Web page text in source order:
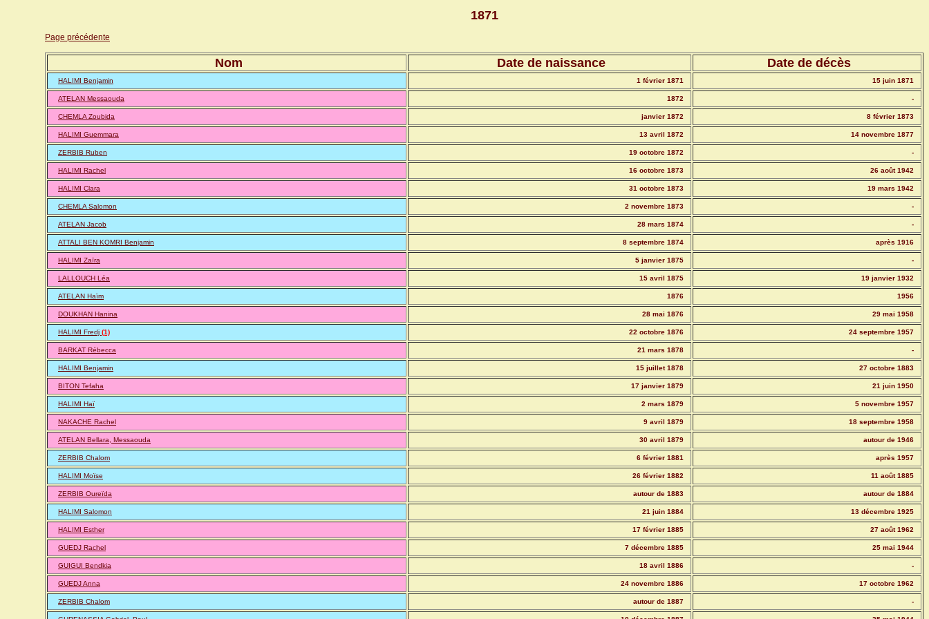
1871
Page précédente
Nom Date de naissance Date de décès
HALIMI Benjamin 1 février 1871 15 juin 1871
ATELAN Messaouda 1872 -
CHEMLA Zoubida janvier 1872 8 février 1873
HALIMI Guemmara 13 avril 1872 14 novembre 1877
ZERBIB Ruben 19 octobre 1872 -
HALIMI Rachel 16 octobre 1873 26 août 1942
HALIMI Clara 31 octobre 1873 19 mars 1942
CHEMLA Salomon 2 novembre 1873 -
ATELAN Jacob 28 mars 1874 -
ATTALI BEN KOMRI Benjamin 8 septembre 1874 après 1916
HALIMI Zaïra 5 janvier 1875 -
LALLOUCH Léa 15 avril 1875 19 janvier 1932
ATELAN Haïm 1876 1956
DOUKHAN Hanina 28 mai 1876 29 mai 1958
HALIMI Fredj (1) 22 octobre 1876 24 septembre 1957
BARKAT Rébecca 21 mars 1878 -
HALIMI Benjamin 15 juillet 1878 27 octobre 1883
BITON Tefaha 17 janvier 1879 21 juin 1950
HALIMI Haï 2 mars 1879 5 novembre 1957
NAKACHE Rachel 9 avril 1879 18 septembre 1958
ATELAN Bellara, Messaouda 30 avril 1879 autour de 1946
ZERBIB Chalom 6 février 1881 après 1957
HALIMI Moïse 26 février 1882 11 août 1885
ZERBIB Oureïda autour de 1883 autour de 1884
HALIMI Salomon 21 juin 1884 13 décembre 1925
HALIMI Esther 17 février 1885 27 août 1962
GUEDJ Rachel 7 décembre 1885 25 mai 1944
GUIGUI Bendkia 18 avril 1886 -
GUEDJ Anna 24 novembre 1886 17 octobre 1962
ZERBIB Chalom autour de 1887 -